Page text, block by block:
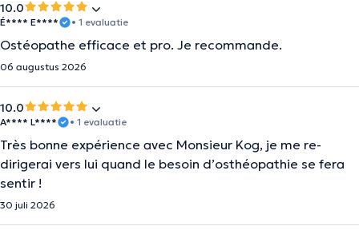
10.0
É**** E**** • 1 evaluatie
Ostéopathe efficace et pro. Je recommande.
06 augustus 2026
10.0
A**** L**** • 1 evaluatie
Très bonne expérience avec Monsieur Kog, je me re-
dirigerai vers lui quand le besoin d’osthéopathie se fera
sentir !
30 juli 2026